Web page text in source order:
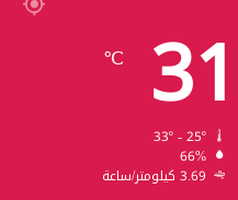
31
℃
66%
3.69 كيلومتر/ساعة